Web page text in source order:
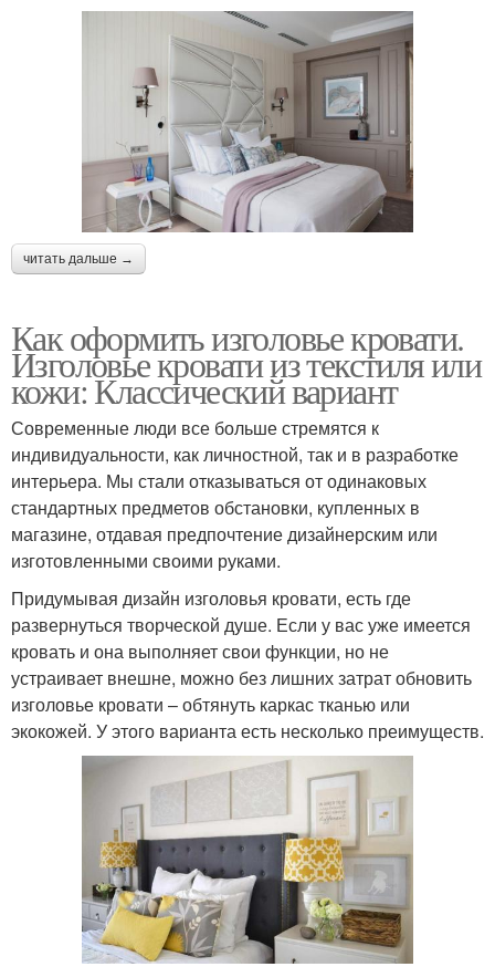
читать дальше →
Как оформить изголовье кровати.
Изголовье кровати из текстиля или
кожи: Классический вариант
Современные люди все больше стремятся к
индивидуальности, как личностной, так и в разработке
интерьера. Мы стали отказываться от одинаковых
стандартных предметов обстановки, купленных в
магазине, отдавая предпочтение дизайнерским или
изготовленными своими руками.
Придумывая дизайн изголовья кровати, есть где
развернуться творческой душе. Если у вас уже имеется
кровать и она выполняет свои функции, но не
устраивает внешне, можно без лишних затрат обновить
изголовье кровати – обтянуть каркас тканью или
экокожей. У этого варианта есть несколько преимуществ.